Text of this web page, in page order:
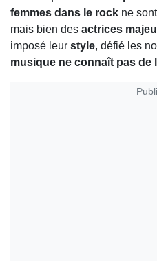
femmes dans le rock ne
mais bien des actrices
imposé leur style, défié les
musique ne connaît pas de